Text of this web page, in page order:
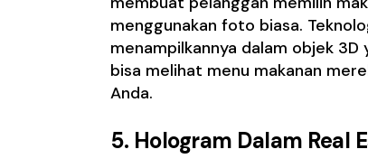
menggunakan foto biasa.
menampilkannya dalam objek
bisa melihat menu makanan
Anda.
5. Hologram Dalam Real